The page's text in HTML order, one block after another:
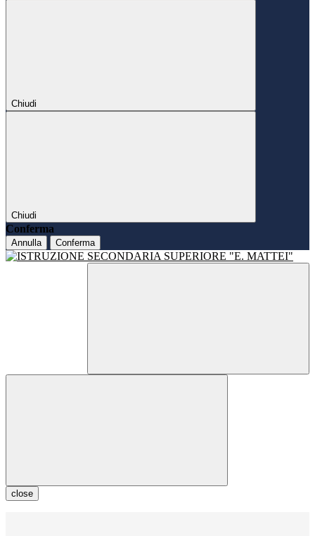
Chiudi
Chiudi
Conferma
Annulla Conferma
close